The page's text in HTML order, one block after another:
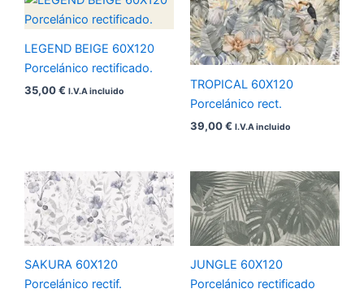
LEGEND BEIGE 60X120
Porcelánico rectificado.
35,00€ I.V.A incluido
TROPICAL 60X120
Porcelánico rect.
39,00€ I.V.A incluido
SAKURA 60X120
Porcelánico rectif.
JUNGLE 60X120
Porcelánico rectificado